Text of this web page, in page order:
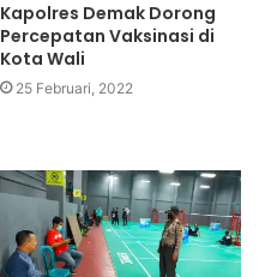
Kapolres Demak Dorong
Percepatan Vaksinasi di
Kota Wali
25 Februari, 2022